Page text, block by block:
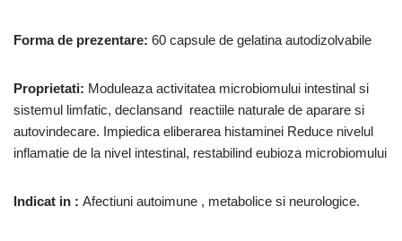
Forma de prezentare: 60 capsule de gelatina autodizolvabile
Proprietati: Moduleaza activitatea microbiomului intestinal si
sistemul limfatic, declansand reactiile naturale de aparare si
autovindecare. Impiedica eliberarea histaminei Reduce nivelul
inflamatie de la nivel intestinal, restabilind eubioza microbiomului
Indicat in : Afectiuni autoimune , metabolice si neurologice.